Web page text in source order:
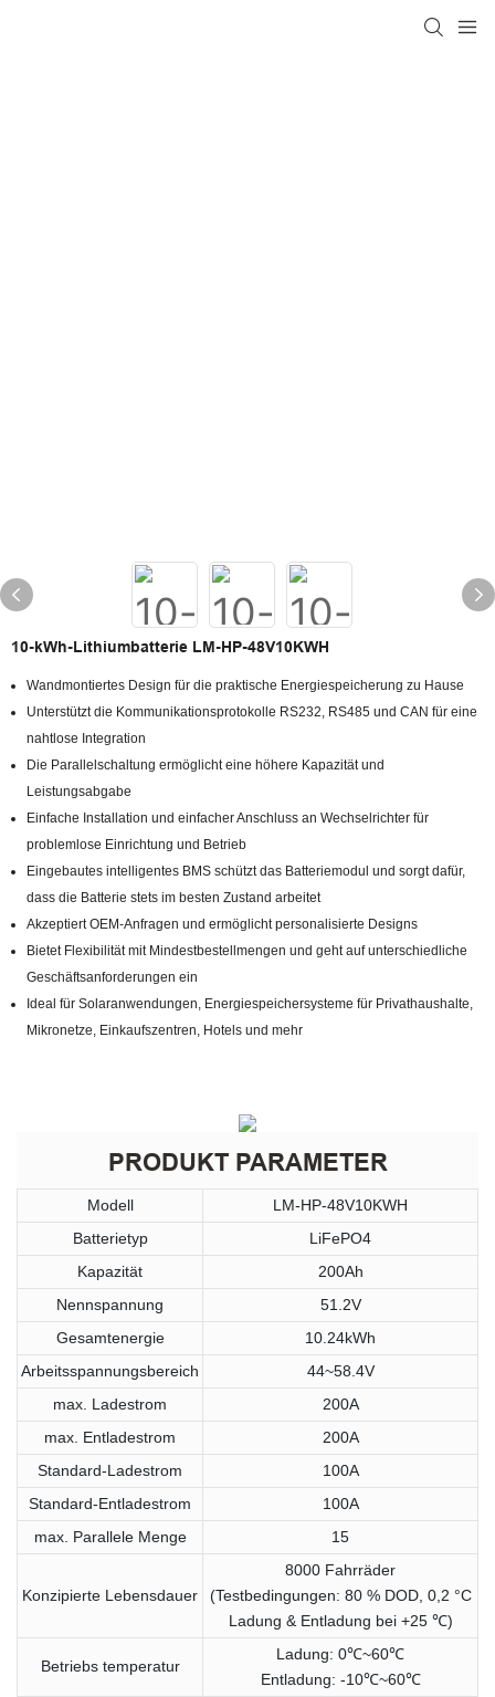
10-kWh-Lithiumbatterie LM-HP-48V10KWH
Wandmontiertes Design für die praktische Energiespeicherung zu Hause
Unterstützt die Kommunikationsprotokolle RS232, RS485 und CAN für eine
nahtlose Integration
Die Parallelschaltung ermöglicht eine höhere Kapazität und
Leistungsabgabe
Einfache Installation und einfacher Anschluss an Wechselrichter für
problemlose Einrichtung und Betrieb
Eingebautes intelligentes BMS schützt das Batteriemodul und sorgt dafür,
dass die Batterie stets im besten Zustand arbeitet
Akzeptiert OEM-Anfragen und ermöglicht personalisierte Designs
Bietet Flexibilität mit Mindestbestellmengen und geht auf unterschiedliche
Geschäftsanforderungen ein
Ideal für Solaranwendungen, Energiespeichersysteme für Privathaushalte,
Mikronetze, Einkaufszentren, Hotels und mehr
PRODUKT PARAMETER
Modell
LM-HP-48V10KWH
Batterietyp
LiFePO4
Kapazität
200Ah
Nennspannung
51.2V
Gesamtenergie
10.24kWh
Arbeitsspannungsbereich
44~58.4V
max. Ladestrom
200A
max. Entladestrom
200A
Standard-Ladestrom
100A
Standard-Entladestrom
100A
max. Parallele Menge
15
Konzipierte Lebensdauer
8000 Fahrräder
(Testbedingungen: 80 % DOD, 0,2 °C
Ladung & Entladung bei +25 ℃)
Betriebs temperatur
Ladung: 0℃~60℃
Entladung: -10℃~60℃